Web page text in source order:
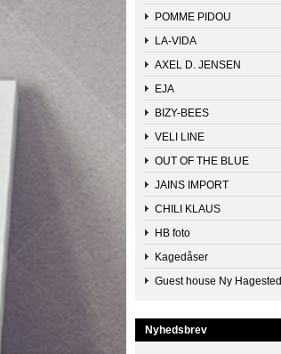
POMME PIDOU
LA-VIDA
AXEL D. JENSEN
EJA
BIZY-BEES
VELI LINE
OUT OF THE BLUE
JAINS IMPORT
CHILI KLAUS
HB foto
Kagedåser
Guest house Ny Hagested
Nyhedsbrev